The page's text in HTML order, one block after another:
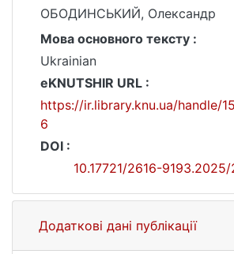
ОБОДИНСЬКИЙ, Олександр
Мова основного тексту :
Ukrainian
eKNUTSHIR URL :
https://ir.library.knu.ua/handle/
6
DOI :
10.17721/2616-9193.2025/
Додаткові дані публікації